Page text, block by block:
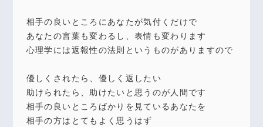
相手の良いところにあなたが気付くだけで
あなたの言葉も変わるし、表情も変わります
心理学には返報性の法則というものがありますので
優しくされたら、優しく返したい
助けられたら、助けたいと思うのが人間です
相手の良いところばかりを見ているあなたを
相手の方はとてもよく思うはず